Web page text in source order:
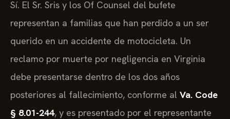
Sí. El Sr. Sris y los Of Counsel del bufete
representan a familias que han perdido a un ser
querido en un accidente de motocicleta. Un
reclamo por muerte por negligencia en Virginia
debe presentarse dentro de los dos años
posteriores al fallecimiento, conforme al Va. Code
§ 8.01-244, y es presentado por el representante